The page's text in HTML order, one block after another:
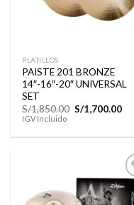
PLATILLOS
PAISTE 201 BRONZE
14″-16″-20″ UNIVERSAL
SET
S/1,850.00 El
precio
era:
S/1,700.00El
es:
IGV Incluido